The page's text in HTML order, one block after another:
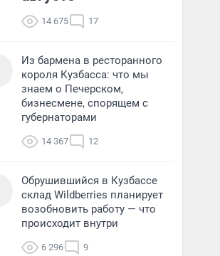
14 675 17
Из бармена в ресторанного
короля Кузбасса: что мы
знаем о Печерском,
бизнесмене, спорящем с
губернаторами
14 367 12
Обрушившийся в Кузбассе
склад Wildberries планирует
возобновить работу — что
происходит внутри
6 296 9